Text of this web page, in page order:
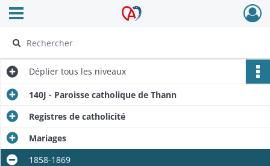
Archives Alsace - Colmar
Ouvrir le menu déroulant
Déplier tous les niveaux
140J - Paroisse catholique de Thann
Registres de catholicité
Mariages
1858-1869